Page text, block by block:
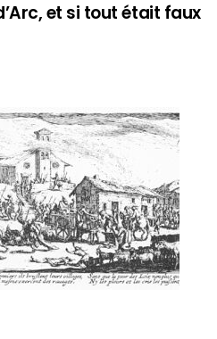
et si tout était faux